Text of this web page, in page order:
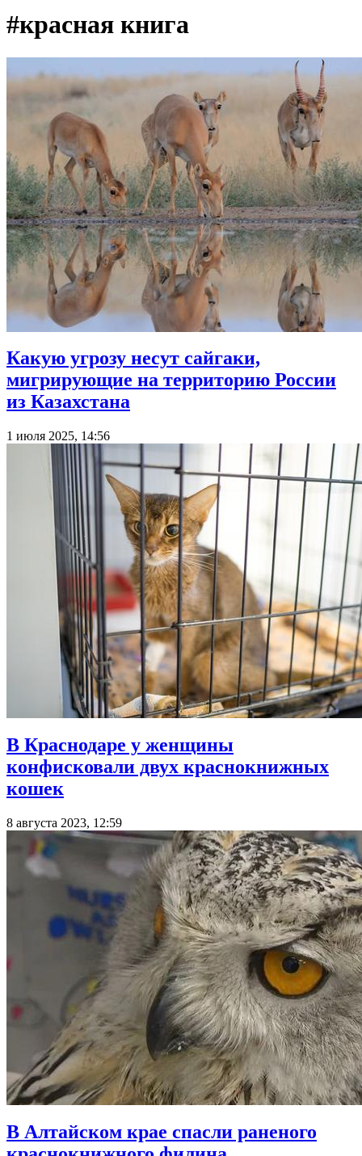
#красная книга
Какую угрозу несут сайгаки,
мигрирующие на территорию России
из Казахстана
1 июля 2025, 14:56
В Краснодаре у женщины
конфисковали двух краснокнижных
кошек
8 августа 2023, 12:59
В Алтайском крае спасли раненого